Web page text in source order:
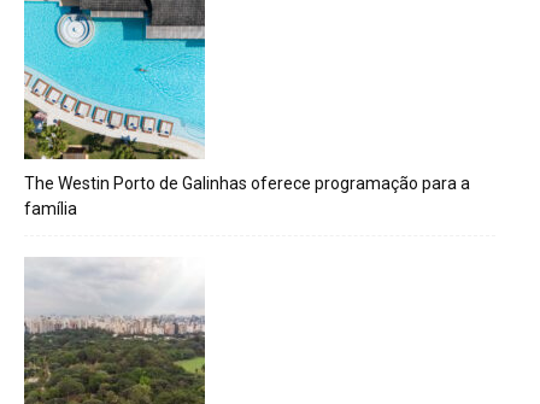
The Westin Porto de Galinhas oferece programação para a
família